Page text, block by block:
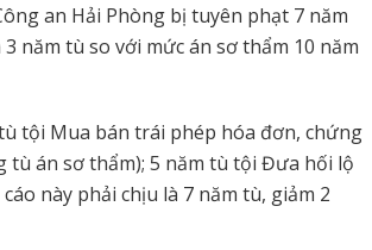
an Hải Phòng bị tuyên phạt 7 năm
năm tù so với mức án sơ thẩm 10 năm
tội Mua bán trái phép hóa đơn, chứng
án sơ thẩm); 5 năm tù tội Đưa hối lộ
này phải chịu là 7 năm tù, giảm 2